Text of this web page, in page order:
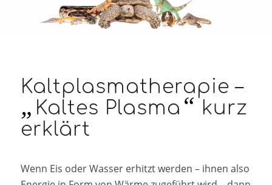
Kaltplasmatherapie –
„ Kaltes Plasma “ kurz
erklärt
Wenn Eis oder Wasser erhitzt werden – ihnen also